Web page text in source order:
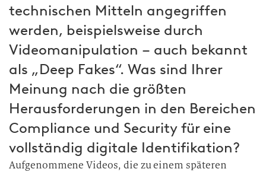
technischen Mitteln angegriffen
werden, beispielsweise durch
Videomanipulation – auch bekannt
als „Deep Fakes“. Was sind Ihrer
Meinung nach die größten
Herausforderungen in den Bereichen
Compliance und Security für eine
vollständig digitale Identifikation?
Aufgenommene Videos, die zu einem späteren